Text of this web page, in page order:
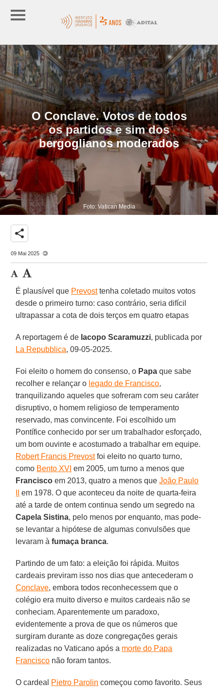
O Conclave. Votos de todos
os partidos e sim dos
bergoglianos moderados
Foto: Vatican Media
share
09 Mai 2025
É plausível que Prevosttenha coletado muitos votos
desde o primeiro turno: caso contrário, seria difícil
ultrapassar a cota de dois terços em quatro etapas
A reportagem é de Iacopo Scaramuzzi, publicada por
La Repubblica, 09-05-2025.
Foi eleito o homem do consenso, o Papa que sabe
recolher e relançar o legado de Francisco,
tranquilizando aqueles que sofreram com seu caráter
disruptivo, o homem religioso de temperamento
reservado, mas convincente. Foi escolhido um
Pontífice conhecido por ser um trabalhador esforçado,
um bom ouvinte e acostumado a trabalhar em equipe.
Robert Francis Prevostfoi eleito no quarto turno,
como Bento XVI em 2005, um turno a menos que
Francisco em 2013, quatro a menos queJoão Paulo
em 1978. O que aconteceu da noite de quarta-feira
até a tarde de ontem continua sendo um segredo na
Capela Sistina, pelo menos por enquanto, mas pode-
se levantar a hipótese de algumas convulsões que
levaram àfumaça branca.
Partindo de um fato: a eleição foi rápida. Muitos
cardeais previram isso nos dias que antecederam o
Conclave, embora todos reconhecessem que o
colégio era muito diverso e muitos cardeais não se
conheciam. Aparentemente um paradoxo,
evidentemente a prova de que os números que
surgiram durante as doze congregações gerais
realizadas no Vaticano após a morte do Papa
Francisco não foram tantos.
O cardeal Pietro Parolin começou como favorito. Seus